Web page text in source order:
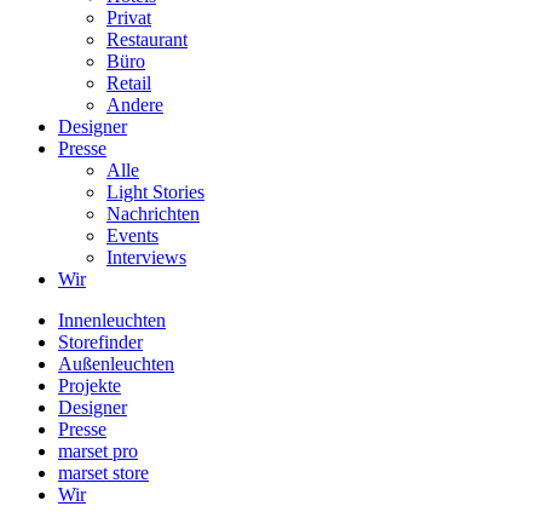
Privat
Restaurant
Büro
Retail
Andere
Designer
Presse
Alle
Light Stories
Nachrichten
Events
Interviews
Wir
Innenleuchten
Storefinder
Außenleuchten
Projekte
Designer
Presse
marset pro
marset store
Wir